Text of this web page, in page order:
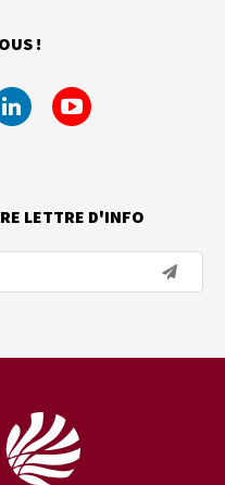
!
LETTRE D'INFO